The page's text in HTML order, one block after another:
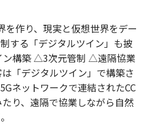
を作り、現実と仮想世界をデー
する「デジタルツイン」も披
構築 △3次元管制 △遠隔協業
「デジタルツイン」で構築さ
ネットワークで連結されたCC
り、遠隔で協業しながら自然